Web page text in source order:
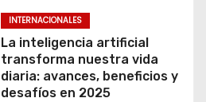
INTERNACIONALES
La inteligencia artificial
transforma nuestra vida
diaria: avances, beneficios y
desafíos en 2025